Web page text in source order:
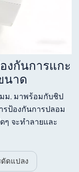
งกันการแกะ
นาด
960 MHz
Monza R6-
มม. มาพร้อมกับชิป
รป้องกันการปลอม
ๆ จะทำลายและ
พ มีความยืดหยุ่นสูง
ลาก และรองรับ
ดัดแปลง